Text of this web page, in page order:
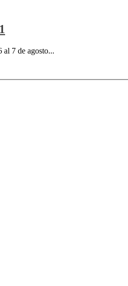
al 7 de agosto...